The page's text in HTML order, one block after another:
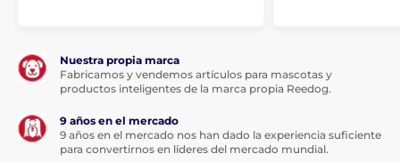
Nuestra propia marca
Fabricamos y vendemos artículos para mascotas y
productos inteligentes de la marca propia Reedog.
9 años en el mercado
9 años en el mercado nos han dado la experiencia suficiente
para convertirnos en líderes del mercado mundial.